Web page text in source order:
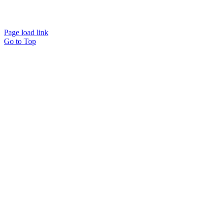
Page load link
Go to Top